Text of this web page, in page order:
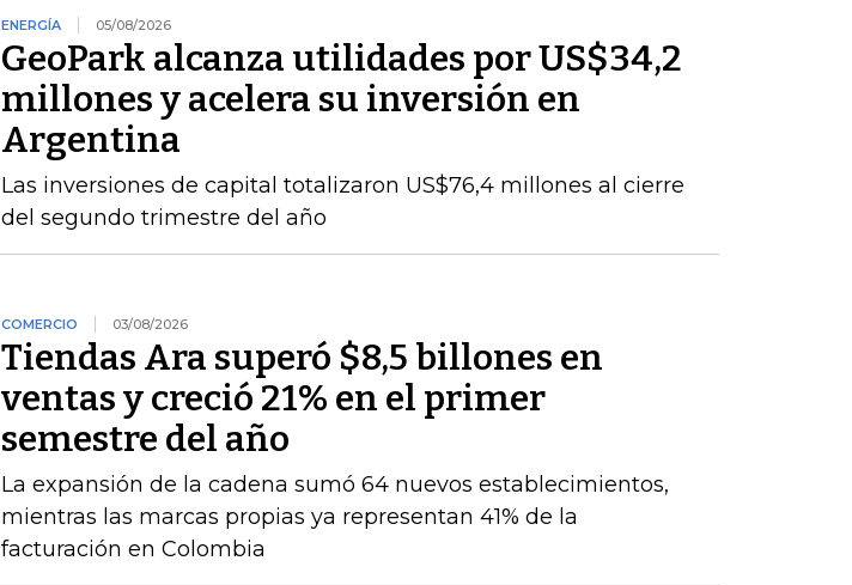
ENERGÍA 05/08/2026
GeoPark alcanza utilidades por US$34,2
millones y acelera su inversión en
Argentina
Las inversiones de capital totalizaron US$76,4 millones al cierre
del segundo trimestre del año
COMERCIO 03/08/2026
Tiendas Ara superó $8,5 billones en
ventas y creció 21% en el primer
semestre del año
La expansión de la cadena sumó 64 nuevos establecimientos,
mientras las marcas propias ya representan 41% de la
facturación en Colombia